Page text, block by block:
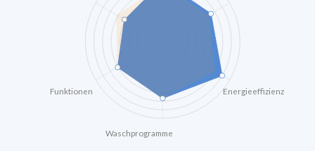
Energieeffizienz
Waschprogramme
Funktionen